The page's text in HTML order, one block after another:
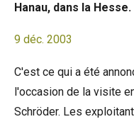
Hanau, dans la Hesse.
9 déc. 2003
C'est ce qui a été
l'occasion de la visite
Schröder. Les